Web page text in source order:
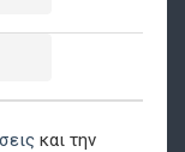
και την